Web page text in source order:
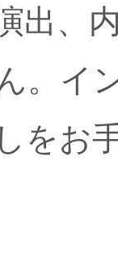
出、
。イ
をお